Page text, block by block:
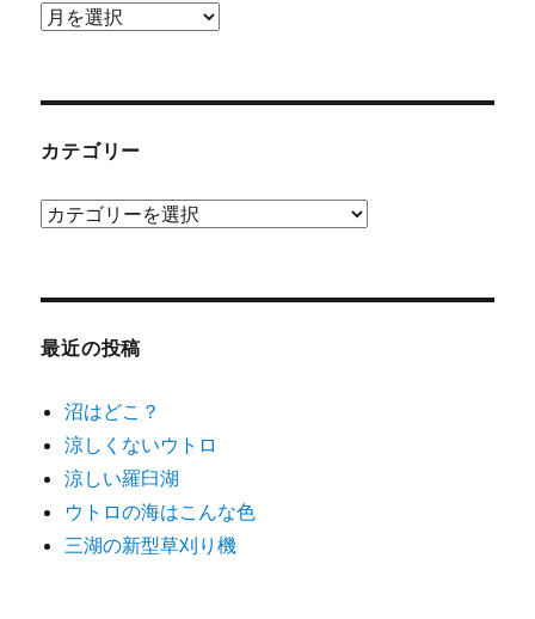
ア
ブ
カテゴリー
カ
ー
最近の投稿
沼はどこ？
涼しくないウトロ
涼しい羅臼湖
ウトロの海はこんな色
三湖の新型草刈り機